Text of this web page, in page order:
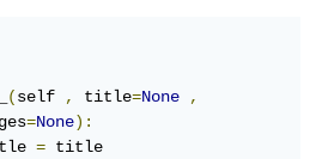
(self , title=None
,
=None):
= title